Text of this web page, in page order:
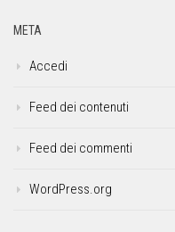
META
Accedi
Feed dei contenuti
Feed dei commenti
WordPress.org